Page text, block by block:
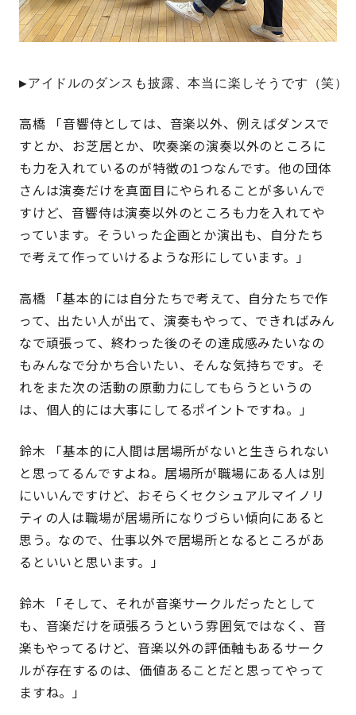
▶アイドルのダンスも披露、本当に楽しそうです（笑）
高橋 「音響侍としては、音楽以外、例えばダンスで
すとか、お芝居とか、吹奏楽の演奏以外のところに
も力を入れているのが特徴の1つなんです。他の団体
さんは演奏だけを真面目にやられることが多いんで
すけど、音響侍は演奏以外のところも力を入れてや
っています。そういった企画とか演出も、自分たち
で考えて作っていけるような形にしています。」
高橋 「基本的には自分たちで考えて、自分たちで作
って、出たい人が出て、演奏もやって、できればみん
なで頑張って、終わった後のその達成感みたいなの
もみんなで分かち合いたい、そんな気持ちです。そ
れをまた次の活動の原動力にしてもらうというの
は、個人的には大事にしてるポイントですね。」
鈴木 「基本的に人間は居場所がないと生きられない
と思ってるんですよね。居場所が職場にある人は別
にいいんですけど、おそらくセクシュアルマイノリ
ティの人は職場が居場所になりづらい傾向にあると
思う。なので、仕事以外で居場所となるところがあ
るといいと思います。」
鈴木 「そして、それが音楽サークルだったとして
も、音楽だけを頑張ろうという雰囲気ではなく、音
楽もやってるけど、音楽以外の評価軸もあるサーク
ルが存在するのは、価値あることだと思ってやって
ますね。」